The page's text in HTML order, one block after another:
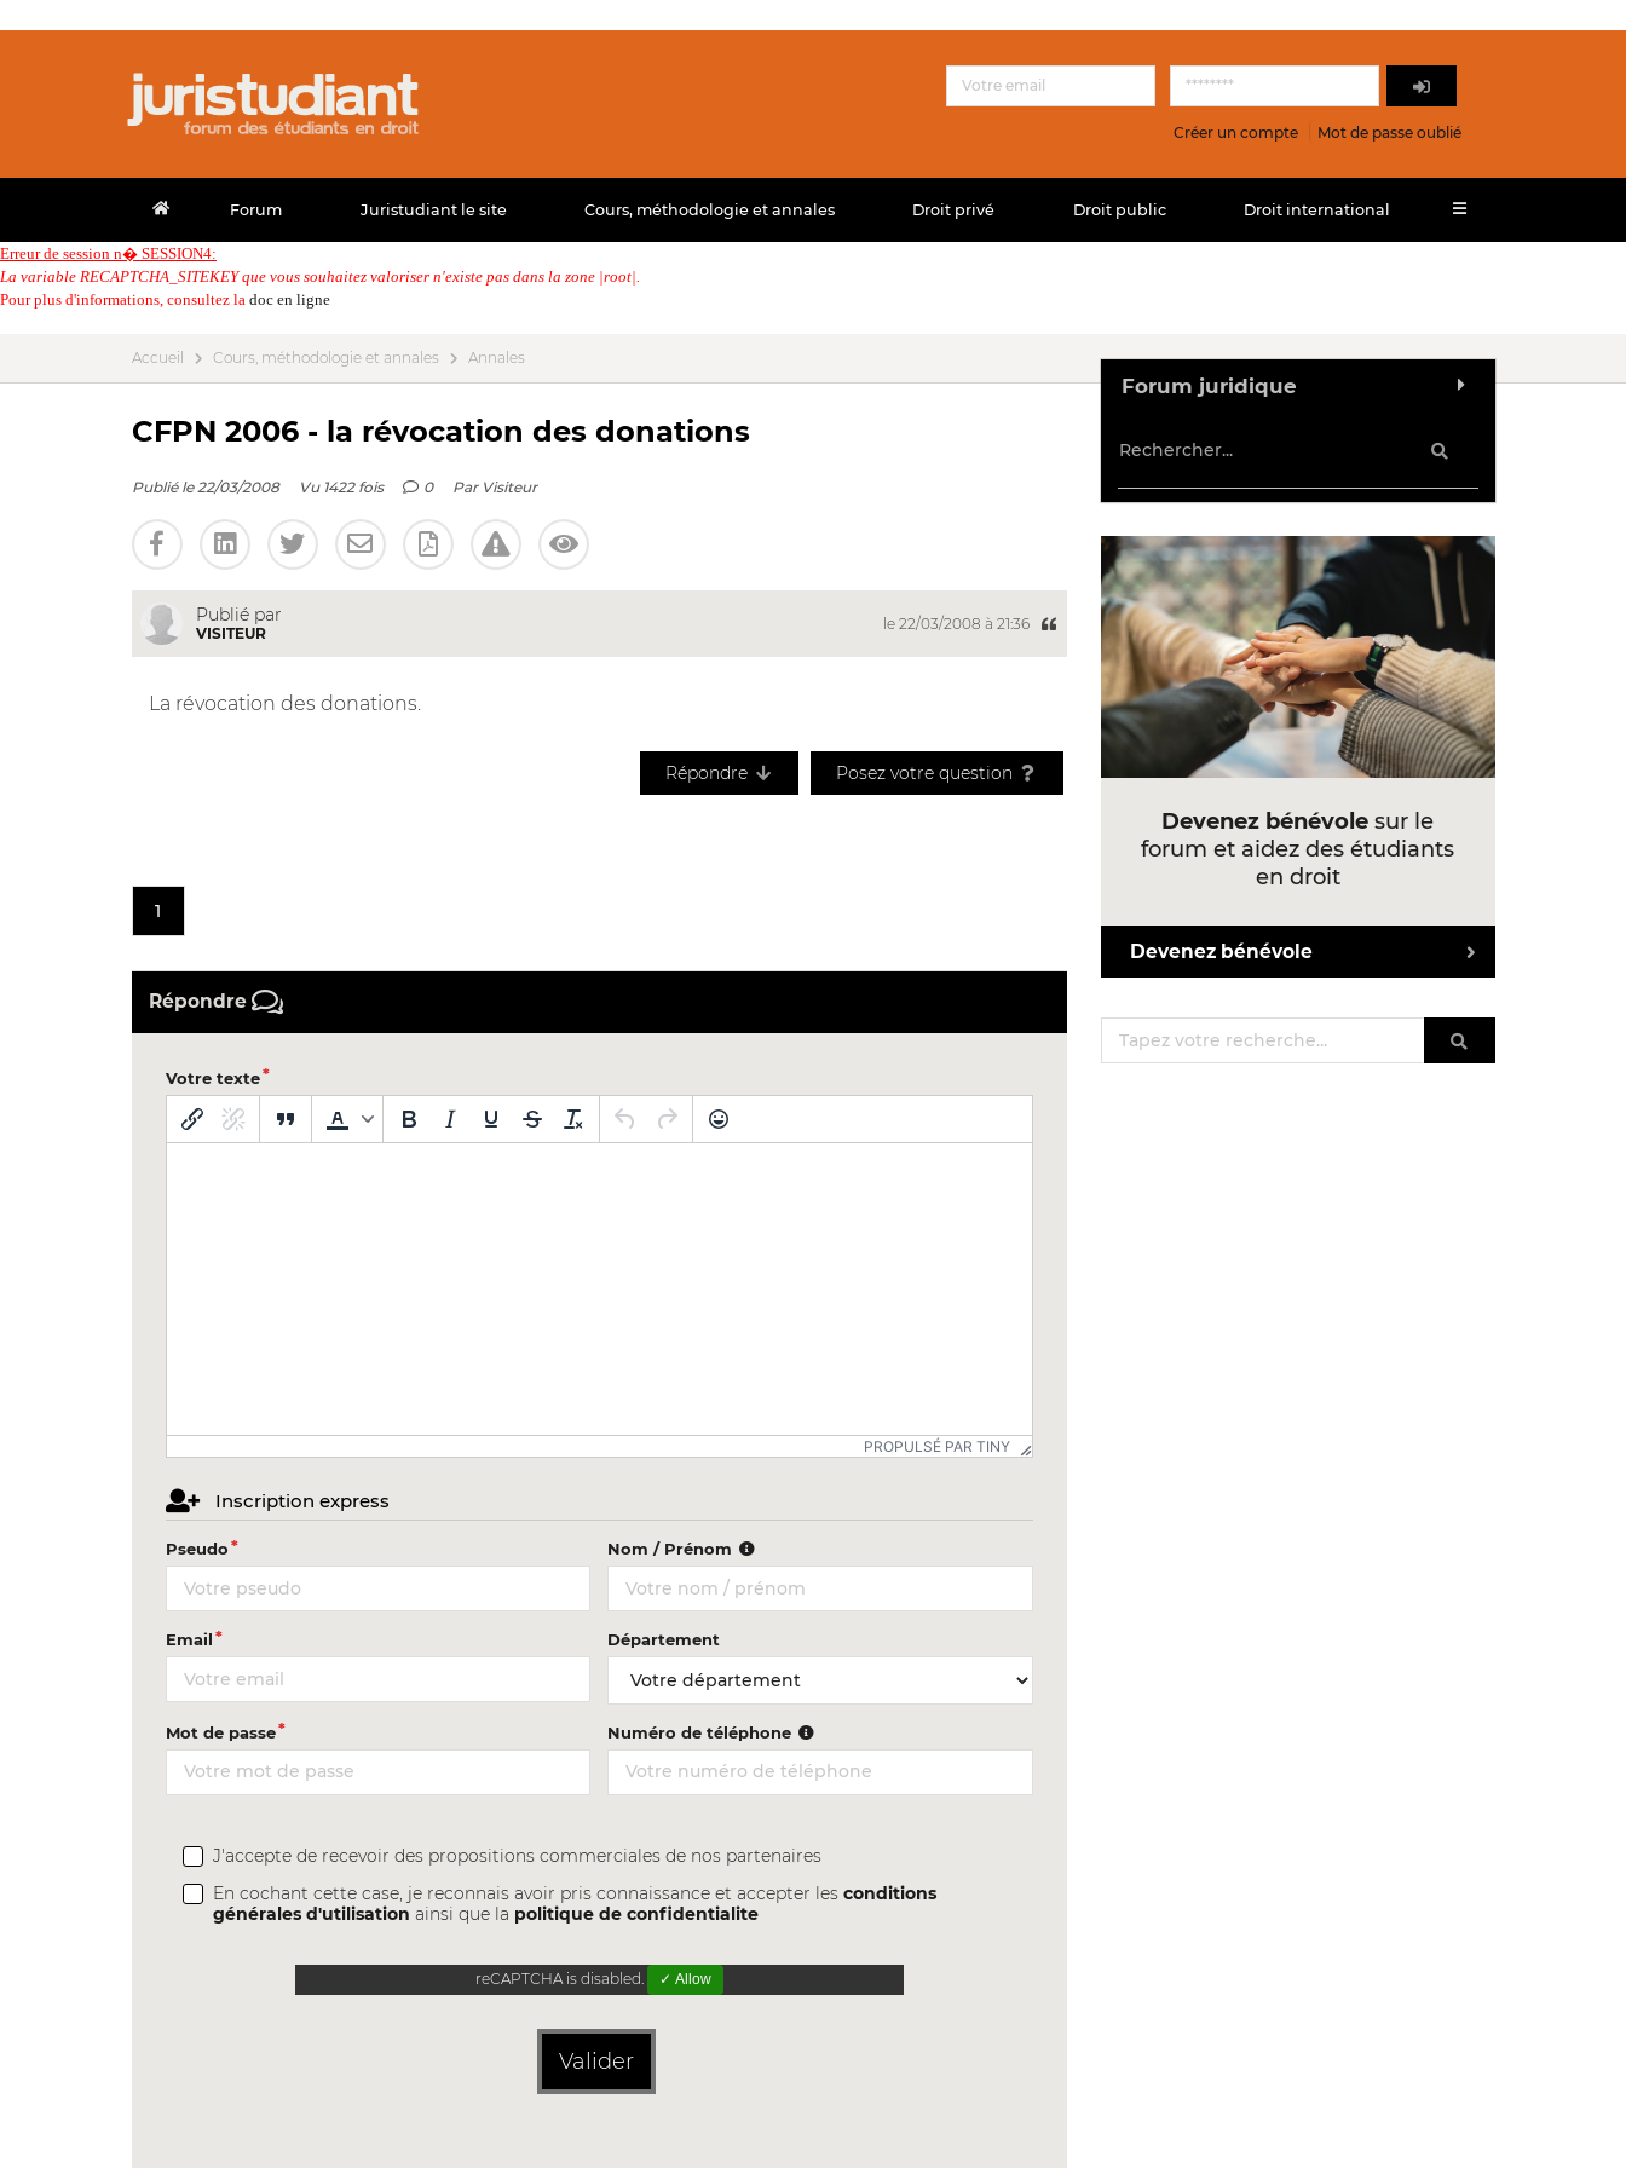
Créer un compte Mot de passe oublié
Forum Juristudiant le site Cours, méthodologie et annales Droit privé Droit public Droit international
Erreur de session n� SESSION4:
La variable RECAPTCHA_SITEKEY que vous souhaitez valoriser n'existe pas dans la zone |root|.
Pour plus d'informations, consultez la doc en ligne
Accueil Cours, méthodologie et annales Annales
CFPN 2006 - la révocation des donations
Publié le 22/03/2008 Vu 1422 fois 0 Par Visiteur
Publié par
VISITEUR
le 22/03/2008 à 21:36
La révocation des donations.
Répondre Posez votre question
1
Répondre
Votre texte
PROPULSÉ PAR TINY
Inscription express
Pseudo Nom / Prénom
Email Département
Mot de passe Numéro de téléphone
J'accepte de recevoir des propositions commerciales de nos partenaires
En cochant cette case, je reconnais avoir pris connaissance et accepter lesconditions
générales d'utilisation ainsi que la politique de confidentialite
reCAPTCHA is disabled. ✓ Allow
Valider
Forum juridique
Devenez bénévole sur le
forum et aidez des étudiants
en droit
Devenez bénévole